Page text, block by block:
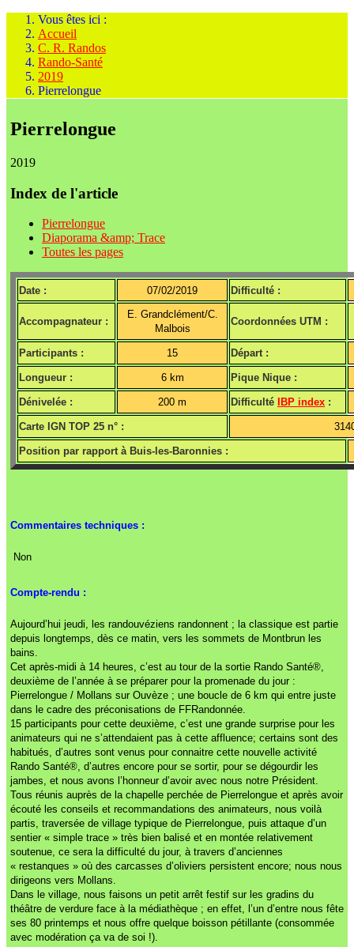
Vous êtes ici :
Accueil
C. R. Randos
Rando-Santé
2019
Pierrelongue
Pierrelongue
2019
Index de l'article
Pierrelongue
Diaporama &amp; Trace
Toutes les pages
Date : 07/02/2019 Difficulté :
Accompagnateur :
E. Grandclément/C.
Malbois
Coordonnées UTM :
Participants : 15 Départ :
Longueur : 6 km Pique Nique :
Dénivelée : 200 m Difficulté IBP index :
Carte IGN TOP 25 n° :
Position par rapport à Buis-les-Baronnies :
Commentaires techniques :
Non
Compte-rendu :
Aujourd’hui jeudi, les randouvéziens randonnent ; la classique est partie
depuis longtemps, dès ce matin, vers les sommets de Montbrun les
bains.
Cet après-midi à 14 heures, c’est au tour de la sortie Rando Santé®,
deuxième de l’année à se préparer pour la promenade du jour :
Pierrelongue / Mollans sur Ouvèze ; une boucle de 6 km qui entre juste
dans le cadre des préconisations de FFRandonnée.
15 participants pour cette deuxième, c’est une grande surprise pour les
animateurs qui ne s’attendaient pas à cette affluence; certains sont des
habitués, d’autres sont venus pour connaitre cette nouvelle activité
Rando Santé®, d’autres encore pour se sortir, pour se dégourdir les
jambes, et nous avons l’honneur d’avoir avec nous notre Président.
Tous réunis auprès de la chapelle perchée de Pierrelongue et après avoir
écouté les conseils et recommandations des animateurs, nous voilà
partis, traversée de village typique de Pierrelongue, puis attaque d’un
sentier « simple trace » très bien balisé et en montée relativement
soutenue, ce sera la difficulté du jour, à travers d’anciennes
« restanques » où des carcasses d’oliviers persistent encore; nous nous
dirigeons vers Mollans.
Dans le village, nous faisons un petit arrêt festif sur les gradins du
théâtre de verdure face à la médiathèque ; en effet, l’un d’entre nous fête
ses 80 printemps et nous offre quelque boisson pétillante (consommée
avec modération ça va de soi !).